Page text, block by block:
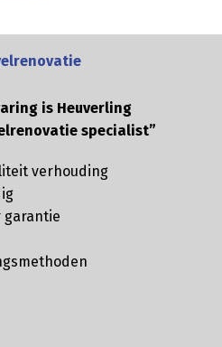
is Heuverling
specialist”
verhouding
garantie